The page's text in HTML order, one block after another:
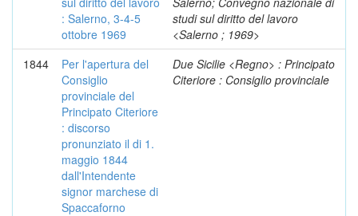
: Salerno, 3-4-5
ottobre 1969
studi sul diritto del lavoro
<Salerno ; 1969>
1844
Per l'apertura del
Consiglio
provinciale del
Principato Citeriore
: discorso
pronunziato il di 1.
maggio 1844
dall'Intendente
signor marchese di
Spaccaforno
Due Sicilie <Regno> : Principato
Citeriore : Consiglio provinciale